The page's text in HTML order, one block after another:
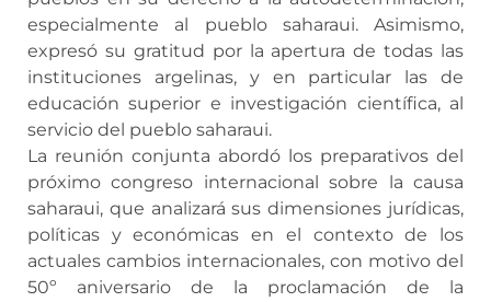
especialmente al pueblo saharaui. Asimismo,
expresó su gratitud por la apertura de todas las
instituciones argelinas, y en particular las de
educación superior e investigación científica, al
servicio del pueblo saharaui.
La reunión conjunta abordó los preparativos del
próximo congreso internacional sobre la causa
saharaui, que analizará sus dimensiones jurídicas,
políticas y económicas en el contexto de los
actuales cambios internacionales, con motivo del
50º aniversario de la proclamación de la